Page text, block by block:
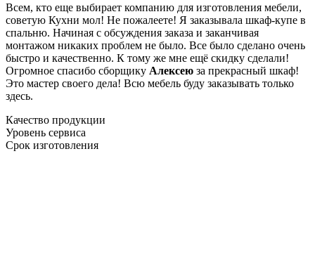
Всем, кто еще выбирает компанию для изготовления мебели,
советую Кухни мол! Не пожалеете! Я заказывала шкаф-купе в
спальню. Начиная с обсуждения заказа и заканчивая
монтажом никаких проблем не было. Все было сделано очень
быстро и качественно. К тому же мне ещё скидку сделали!
Огромное спасибо сборщику Алексею за прекрасный шкаф!
Это мастер своего дела! Всю мебель буду заказывать только
здесь.
Качество продукции
Уровень сервиса
Срок изготовления